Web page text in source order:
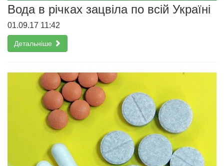
Вода в річках зацвіла по всій Україні
01.09.17 11:42
Детальніше